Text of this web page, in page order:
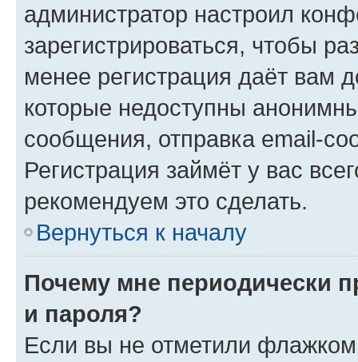
администратор настроил
зарегистрироваться, чтобы
менее регистрация даёт вам
которые недоступны
сообщения, отправка email-
Регистрация займёт у вас
рекомендуем это сделать.
Вернуться к началу
Почему мне периодически
и пароля?
Если вы не отметили